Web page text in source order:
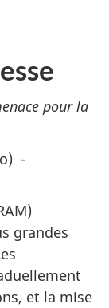
pour la
-
grandes
et la mise